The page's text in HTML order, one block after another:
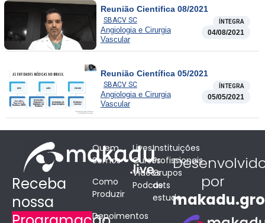
Reunião Cientifica 08/2021
SBACV SC ÍNTEGRA
Angiologia e Cirurgia
Vascular
04/08/2021
Reunião Científica 05/2021
SBACV SC ÍNTEGRA
Angiologia e Cirurgia
Vascular
05/05/2021
Receba
nossa
Quem
Somos
Como
Produzir
Depoimentos
Lives
Cursos
Vídeos
Podcasts
Instituições
Profissionais
Grupos
de
estudo
por